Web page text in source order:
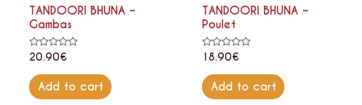
TANDOORI BHUNA –
Gambas
Rated
out
of
5
20.90€
Add to cart
TANDOORI BHUNA –
Poulet
Rated
out
of
5
18.90€
Add to cart